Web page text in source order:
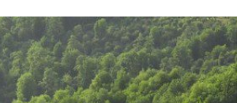
نمایشگر ویدیو